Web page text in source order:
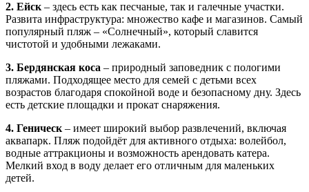
2. Ейск – здесь есть как песчаные, так и галечные участки.
Развита инфраструктура: множество кафе и магазинов. Самый
популярный пляж – «Солнечный», который славится
чистотой и удобными лежаками.
3. Бердянская коса – природный заповедник с пологими
пляжами. Подходящее место для семей с детьми всех
возрастов благодаря спокойной воде и безопасному дну. Здесь
есть детские площадки и прокат снаряжения.
4. Геническ – имеет широкий выбор развлечений, включая
аквапарк. Пляж подойдёт для активного отдыха: волейбол,
водные аттракционы и возможность арендовать катера.
Мелкий вход в воду делает его отличным для маленьких
детей.